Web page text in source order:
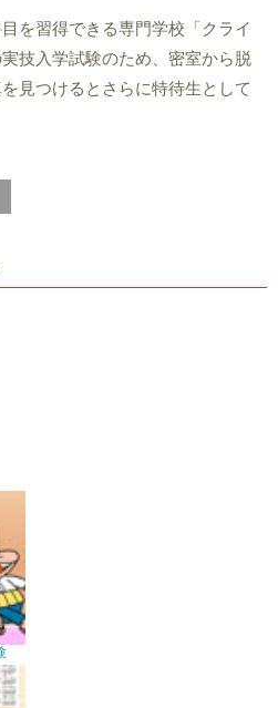
を習得できる専門学校「クライ
技入学試験のため、密室から脱
見つけるとさらに特待生として